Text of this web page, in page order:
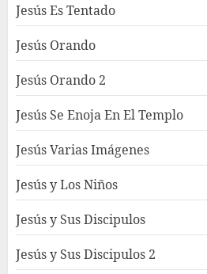
Jesús Es Tentado
Jesús Orando
Jesús Orando 2
Jesús Se Enoja En El Templo
Jesús Varias Imágenes
Jesús y Los Niños
Jesús y Sus Discipulos
Jesús y Sus Discipulos 2